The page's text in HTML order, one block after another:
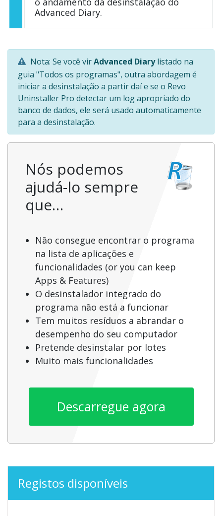
Advanced Diary.
Nota: Se você virAdvanced Diarylistado na
guia "Todos os programas", outra abordagem é
iniciar a desinstalação a partir daí e se o Revo
Uninstaller Pro detectar um log apropriado do
banco de dados, ele será usado automaticamente
para a desinstalação.
Nós podemos
ajudá-lo sempre
que…
Não consegue encontrar o programa
na lista de aplicações e
funcionalidades (or you can keep
Apps & Features)
O desinstalador integrado do
programa não está a funcionar
Tem muitos resíduos a abrandar o
desempenho do seu computador
Pretende desinstalar por lotes
Muito mais funcionalidades
Descarregue agora
Registos disponíveis